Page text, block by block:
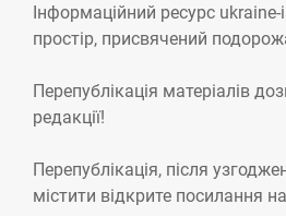
Інформаційний ресурс
простір, присвячений
Перепублікація матеріалів
редакції!
Перепублікація, після
містити відкрите посилання